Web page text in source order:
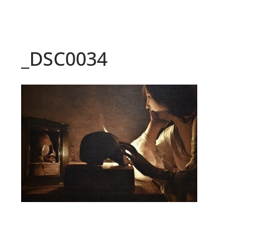
_DSC0034